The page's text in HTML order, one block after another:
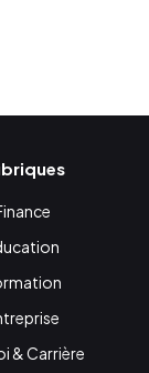
& Carrière